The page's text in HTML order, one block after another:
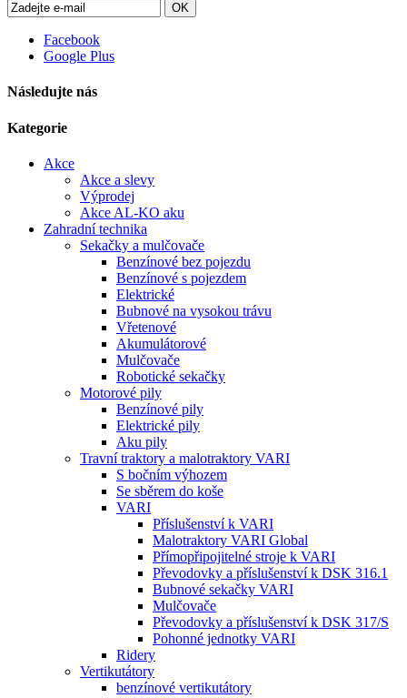
OK
Facebook
Google Plus
Následujte nás
Kategorie
Akce
Akce a slevy
Výprodej
Akce AL-KO aku
Zahradní technika
Sekačky a mulčovače
Benzínové bez pojezdu
Benzínové s pojezdem
Elektrické
Bubnové na vysokou trávu
Vřetenové
Akumulátorové
Mulčovače
Robotické sekačky
Motorové pily
Benzínové pily
Elektrické pily
Aku pily
Travní traktory a malotraktory VARI
S bočním výhozem
Se sběrem do koše
VARI
Příslušenství k VARI
Malotraktory VARI Global
Přímopřipojitelné stroje k VARI
Převodovky a příslušenství k DSK 316.1
Bubnové sekačky VARI
Mulčovače
Převodovky a příslušenství k DSK 317/S
Pohonné jednotky VARI
Ridery
Vertikutátory
benzínové vertikutátory